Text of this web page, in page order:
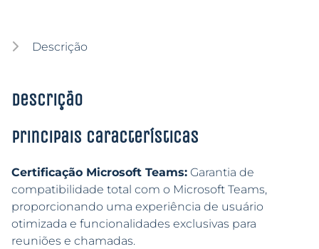
Descrição
Descrição
Principais características
Certificação Microsoft Teams: Garantia de
compatibilidade total com o Microsoft Teams,
proporcionando uma experiência de usuário
otimizada e funcionalidades exclusivas para
reuniões e chamadas.